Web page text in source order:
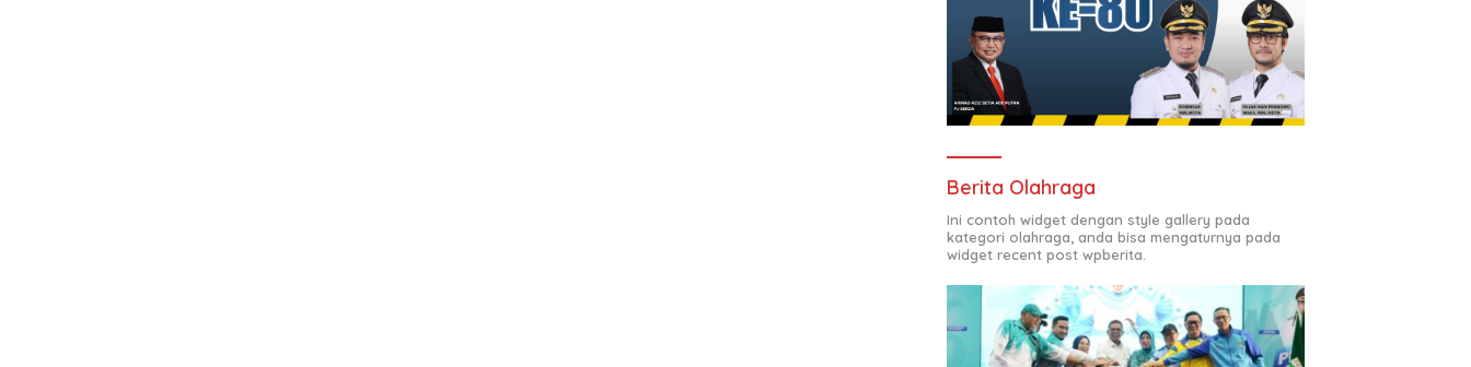
Berita Olahraga
Ini contoh widget dengan style gallery pada
kategori olahraga, anda bisa mengaturnya pada
widget recent post wpberita.